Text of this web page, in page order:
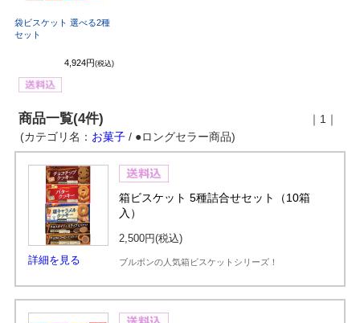
袋ビスケット 選べる2種
セット
4,924円 (税込)
商品一覧(4件)
｜1｜
(カテゴリ名： お菓子/ ●ロングセラー商品)
詳細を見る
箱ビスケット 5種詰合せセット（10箱
入）
2,500円(税込)
ブルボンの人気箱ビスケットシリーズ！